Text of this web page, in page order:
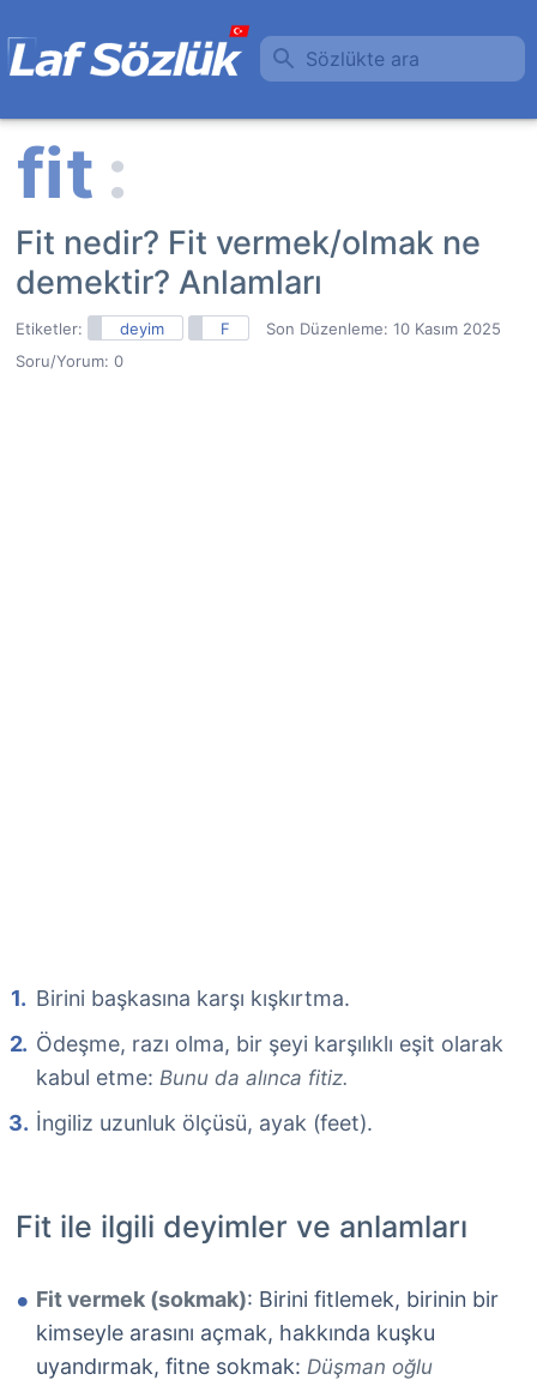
Sözlükte ara
Fit nedir? Fit vermek/olmak ne
demektir? Anlamları
Etiketler: deyim F Son Düzenleme: 10 Kasım 2025
Soru/Yorum: 0
Birini başkasına karşı kışkırtma.
Ödeşme, razı olma, bir şeyi karşılıklı eşit olarak
kabul etme: Bunu da alınca fitiz.
İngiliz uzunluk ölçüsü, ayak (feet).
Fit ile ilgili deyimler ve anlamları
Fit vermek (sokmak): Birini fitlemek, birinin bir
kimseyle arasını açmak, hakkında kuşku
uyandırmak, fitne sokmak: Düşman oğlu